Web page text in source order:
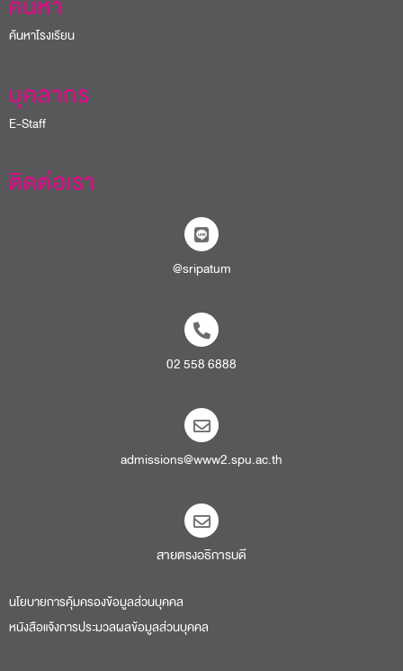
ค้นหา
ค้นหาโรงเรียน
บุคลากร
E-Staff
ติดต่อเรา
@sripatum
02 558 6888
admissions@www2.spu.ac.th
สายตรงอธิการบดี​
นโยบายการคุ้มครองข้อมูลส่วนบุคคล
หนังสือแจ้งการประมวลผลข้อมูลส่วนบุคคล